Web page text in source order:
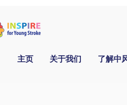
主页 关于我们 了解中